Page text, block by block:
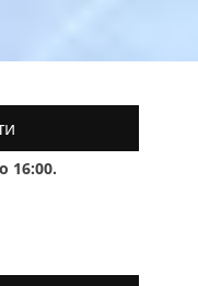
16:00.